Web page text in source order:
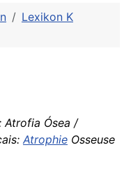
Lexikon K
Atrofia Ósea /
Atrophie Osseuse